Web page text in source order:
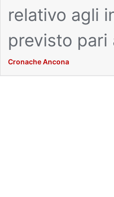
relativo agli
previsto pari
Cronache Ancona